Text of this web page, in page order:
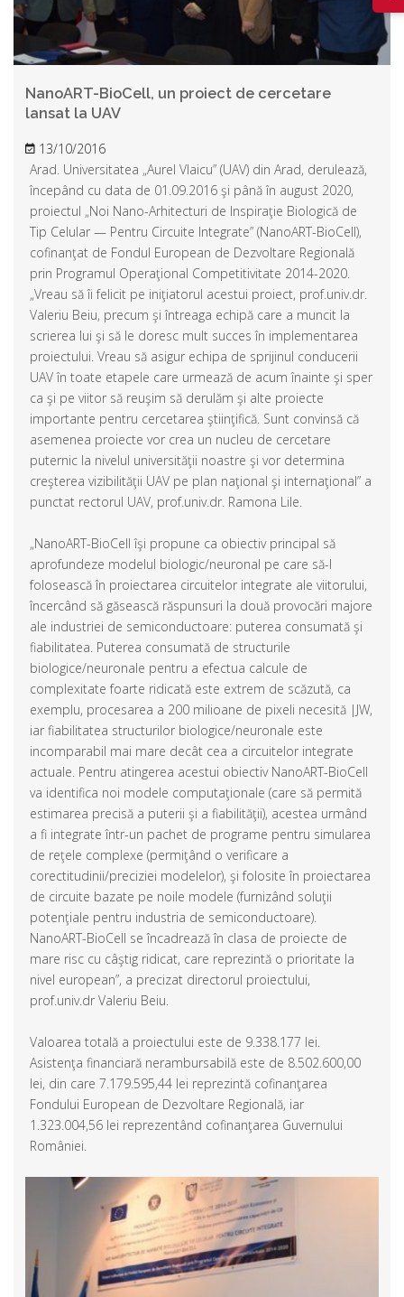
NanoART-BioCell, un proiect de cercetare
lansat la UAV
13/10/2016
Arad. Universitatea „Aurel Vlaicu” (UAV) din Arad, derulează,
începând cu data de 01.09.2016 şi până în august 2020,
proiectul „Noi Nano-Arhitecturi de Inspiraţie Biologică de
Tip Celular — Pentru Circuite Integrate” (NanoART-BioCell),
cofinanţat de Fondul European de Dezvoltare Regională
prin Programul Operaţional Competitivitate 2014-2020.
„Vreau să îi felicit pe iniţiatorul acestui proiect, prof.univ.dr.
Valeriu Beiu, precum şi întreaga echipă care a muncit la
scrierea lui şi să le doresc mult succes în implementarea
proiectului. Vreau să asigur echipa de sprijinul conducerii
UAV în toate etapele care urmează de acum înainte şi sper
ca şi pe viitor să reuşim să derulăm şi alte proiecte
importante pentru cercetarea ştiinţifică. Sunt convinsă că
asemenea proiecte vor crea un nucleu de cercetare
puternic la nivelul universităţii noastre şi vor determina
creşterea vizibilităţii UAV pe plan naţional şi internaţional” a
punctat rectorul UAV, prof.univ.dr. Ramona Lile.
„NanoART-BioCell îşi propune ca obiectiv principal să
aprofundeze modelul biologic/neuronal pe care să-l
folosească în proiectarea circuitelor integrate ale viitorului,
încercând să găsească răspunsuri la două provocări majore
ale industriei de semiconductoare: puterea consumată şi
fiabilitatea. Puterea consumată de structurile
biologice/neuronale pentru a efectua calcule de
complexitate foarte ridicată este extrem de scăzută, ca
exemplu, procesarea a 200 milioane de pixeli necesită |JW,
iar fiabilitatea structurilor biologice/neuronale este
incomparabil mai mare decât cea a circuitelor integrate
actuale. Pentru atingerea acestui obiectiv NanoART-BioCell
va identifica noi modele computaţionale (care să permită
estimarea precisă a puterii şi a fiabilităţii), acestea urmând
a fi integrate într-un pachet de programe pentru simularea
de reţele complexe (permiţând o verificare a
corectitudinii/preciziei modelelor), şi folosite în proiectarea
de circuite bazate pe noile modele (furnizând soluţii
potenţiale pentru industria de semiconductoare).
NanoART-BioCell se încadrează în clasa de proiecte de
mare risc cu câştig ridicat, care reprezintă o prioritate la
nivel european”, a precizat directorul proiectului,
prof.univ.dr Valeriu Beiu.
Valoarea totală a proiectului este de 9.338.177 lei.
Asistenţa financiară nerambursabilă este de 8.502.600,00
lei, din care 7.179.595,44 lei reprezintă cofinanţarea
Fondului European de Dezvoltare Regională, iar
1.323.004,56 lei reprezentând cofinanţarea Guvernului
României.